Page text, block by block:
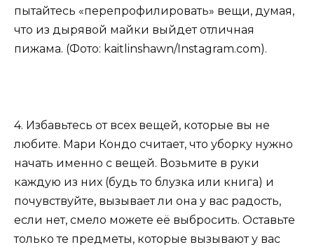
пытайтесь «перепрофилировать» вещи, думая,
что из дырявой майки выйдет отличная
пижама. (Фото: kaitlinshawn/Instagram.com).
4. Избавьтесь от всех вещей, которые вы не
любите. Мари Кондо считает, что уборку нужно
начать именно с вещей. Возьмите в руки
каждую из них (будь то блузка или книга) и
почувствуйте, вызывает ли она у вас радость,
если нет, смело можете её выбросить. Оставьте
только те предметы, которые вызывают у вас